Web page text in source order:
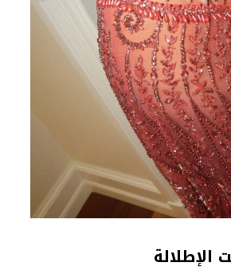
الإطلالة